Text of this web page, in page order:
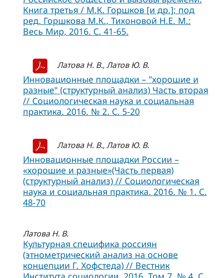
Книга третья / М.К. Горшков [и др.]; под
ред. Горшкова М.К., Тихоновой Н.Е. М.:
Весь Мир, 2016. С. 41-65.
Латова Н. В., Латов Ю. В.
Инновационные площадки – "хорошие и
разные" (структурный анализ) Часть вторая
// Социологическая наука и социальная
практика. 2016. № 2. С. 5-20
Латова Н. В., Латов Ю. В.
Инновационные площадки России –
«хорошие и разные»(Часть первая)
(структурный анализ) // Социологическая
наука и социальная практика. 2016. № 1. С.
48-70
Латова Н. В.
Культурная специфика россиян
(этнометрический анализ на основе
концепции Г. Хофстеда) // Вестник